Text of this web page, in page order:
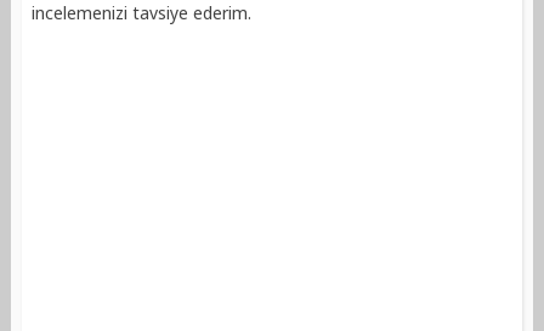
incelemenizi tavsiye ederim.